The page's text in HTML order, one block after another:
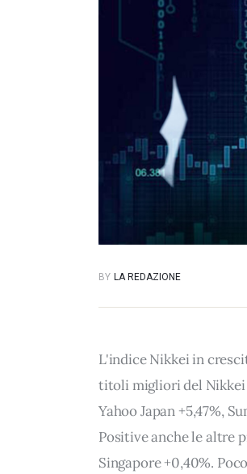
BY LA REDAZIONE
L'indice Nikkei in
titoli migliori del Nikkei
Yahoo Japan +5,47%,
Positive anche le altre
Singapore +0,40%.